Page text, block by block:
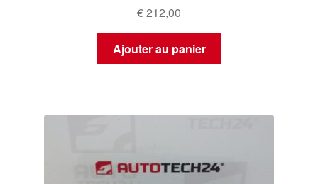
€212,00
Ajouter au panier